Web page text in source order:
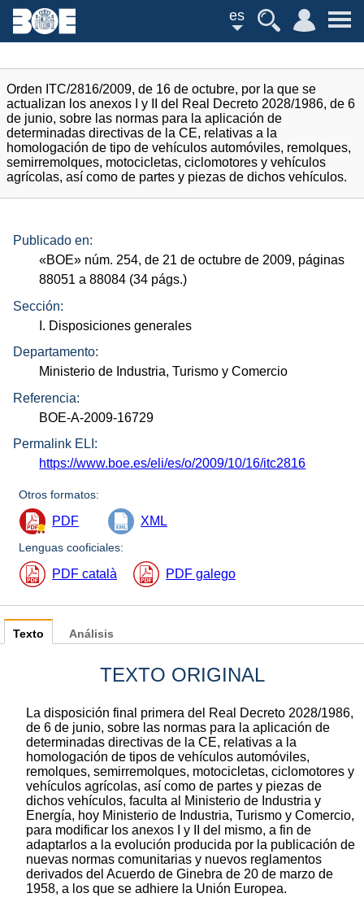
es
Orden ITC/2816/2009, de 16 de octubre, por la que se
actualizan los anexos I y II del Real Decreto 2028/1986, de 6
de junio, sobre las normas para la aplicación de
determinadas directivas de la CE, relativas a la
homologación de tipo de vehículos automóviles, remolques,
semirremolques, motocicletas, ciclomotores y vehículos
agrícolas, así como de partes y piezas de dichos vehículos.
Publicado en:
«BOE» núm. 254, de 21 de octubre de 2009, páginas
88051 a 88084 (34 págs.)
Sección:
I. Disposiciones generales
Departamento:
Ministerio de Industria, Turismo y Comercio
Referencia:
BOE-A-2009-16729
Permalink ELI:
https://www.boe.es/eli/es/o/2009/10/16/itc2816
Otros formatos:
PDF XML
Lenguas cooficiales:
PDF català PDF galego
Texto
TEXTO ORIGINAL
La disposición final primera del Real Decreto 2028/1986,
de 6 de junio, sobre las normas para la aplicación de
determinadas directivas de la CE, relativas a la
homologación de tipos de vehículos automóviles,
remolques, semirremolques, motocicletas, ciclomotores y
vehículos agrícolas, así como de partes y piezas de
dichos vehículos, faculta al Ministerio de Industria y
Energía, hoy Ministerio de Industria, Turismo y Comercio,
para modificar los anexos I y II del mismo, a fin de
adaptarlos a la evolución producida por la publicación de
nuevas normas comunitarias y nuevos reglamentos
derivados del Acuerdo de Ginebra de 20 de marzo de
1958, a los que se adhiere la Unión Europea.
Análisis